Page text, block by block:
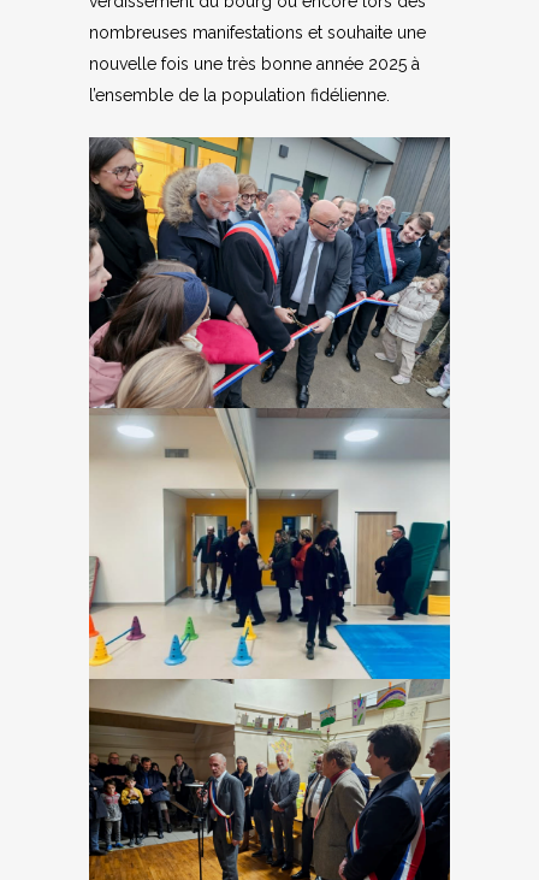
nombreuses manifestations et souhaite une
nouvelle fois une très bonne année 2025 à
l’ensemble de la population fidélienne.